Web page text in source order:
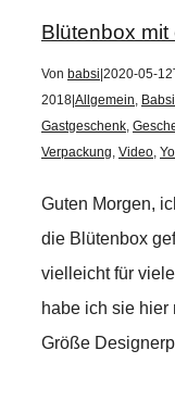
Blütenbox
Von babsi 2020-05-
2018 Allgemein,
Gastgeschenk,
Verpackung, Video,
Guten Morgen,
die Blütenbox
vielleicht für
habe ich sie hier
Größe